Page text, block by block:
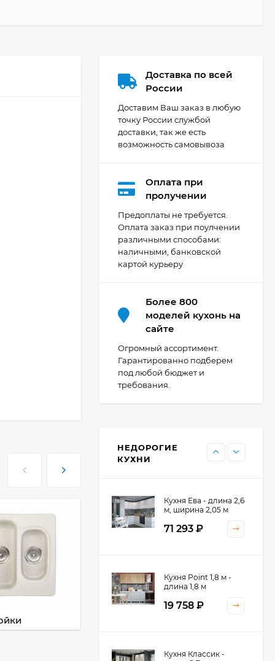
Доставка по всей
России
Доставим Ваш заказ в любую
точку России службой
доставки, так же есть
возможность самовывоза
Оплата при
пролучении
Предоплаты не требуется.
Оплата заказ при поулчении
различными способами:
наличными, банковской
картой курьеру
Более 800
моделей кухонь на
сайте
Огромный ассортимент.
Гарантированно подберем
под любой бюджет и
требования.
НЕДОРОГИЕ
КУХНИ
Кухня Мишель -
длина 4,2 м
69 303₽
Кухня Принцесса -
44 091
Кухня Point 1,2 м -
13 655₽
11 476
Кухня Ева - длина 2,6
м, ширина 2,05 м
71 293 ₽
Кухня Point 1,8 м -
длина 1,8 м
19 758 ₽
Кухня Классик -
Кухня Принцесса -
длина 2,4 м
38 767₽
Кухня Оптима - длина